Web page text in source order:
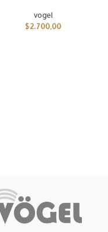
vogel
$2.700,00